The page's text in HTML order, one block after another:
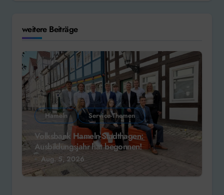
weitere Beiträge
Hameln Service-Themen
Volksbank Hameln-Stadthagen:
Ausbildungsjahr hat begonnen!
Aug. 5, 2026